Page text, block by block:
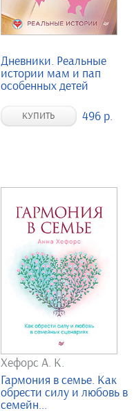
Дневники. Реальные
истории мам и пап
особенных детей
КУПИТЬ 496 р.
Хефорс А. К.
Гармония в семье. Как
обрести силу и любовь в
семейн...